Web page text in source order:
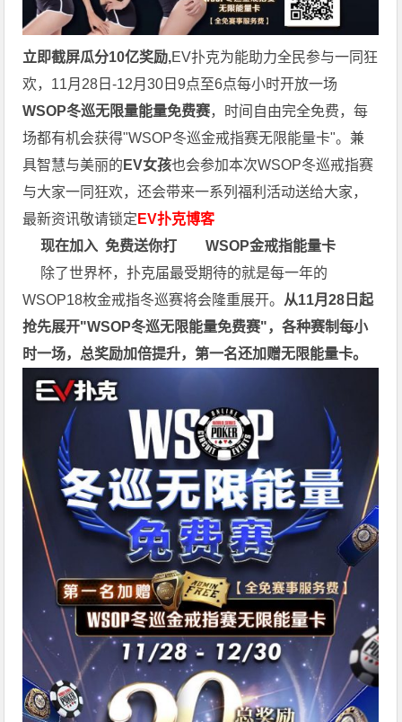
立即截屏瓜分10亿奖励,EV扑克为能助力全民参与一同狂
欢，11月28日-12月30日9点至6点每小时开放一场
WSOP冬巡无限量能量免费赛，时间自由完全免费，每
场都有机会获得"WSOP冬巡金戒指赛无限能量卡"。兼
具智慧与美丽的 EV女孩也会参加本次WSOP冬巡戒指赛
与大家一同狂欢，还会带来一系列福利活动送给大家，
最新资讯敬请锁定 EV扑克博客
现在加入免费送你打
WSOP金戒指能量卡
除了世界杯，扑克届最受期待的就是每一年的
WSOP18枚金戒指冬巡赛将会隆重展开。 从11月28日起
抢先展开"WSOP冬巡无限能量免费赛"，各种赛制每小
时一场，总奖励加倍提升，第一名还加赠无限能量卡。